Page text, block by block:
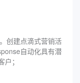
创建点滴式营销活
自动化具有潜
；